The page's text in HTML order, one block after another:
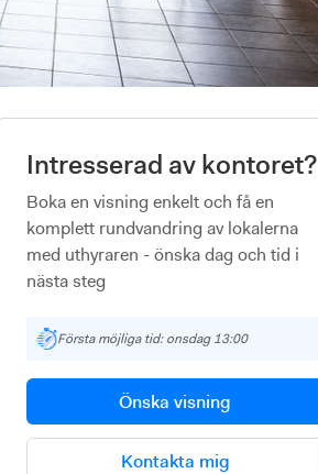
Intresserad av kontoret?
Boka en visning enkelt och få en
komplett rundvandring av lokalerna
med uthyraren - önska dag och tid i
nästa steg
Första möjliga tid: onsdag 13:00
Önska visning
Kontakta mig